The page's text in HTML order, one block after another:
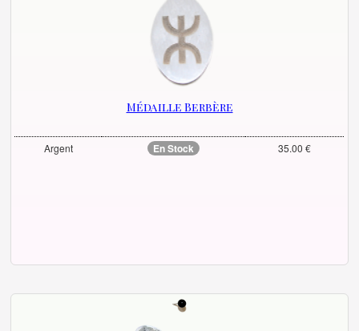
Médaille Berbère
Argent En Stock 35.00 €